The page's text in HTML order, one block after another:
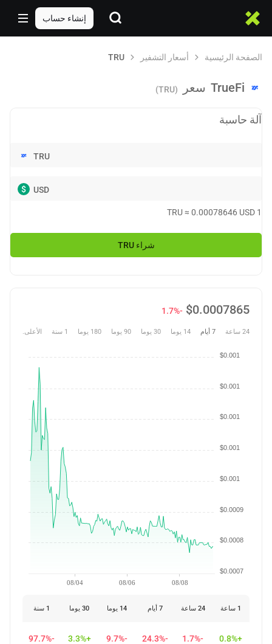
إنشاء حساب
الصفحة الرئيسية أسعار التشفير TRU
TrueFi سعر (TRU)
آلة حاسبة
TRU
USD
$
1
TRU≈ 0.00078646 USD
شراء TRU
$0.0007865
-1.7%
24 ساعة 7 أيام 14 يوما 30 يوما 90 يوما 180 يوما 1 سنة الأعلى.
08/04 08/06 08/08
$0.0007
$0.0008
$0.0009
$0.001
$0.001
$0.001
$0.001
$0.001
1 ساعة 24 ساعة 7 أيام 14 يوما 30 يوما 1 سنة
+0.8%
-1.7%
-24.3%
-9.7%
+3.3%
-97.7%